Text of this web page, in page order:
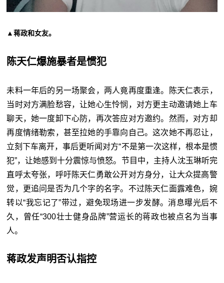
▲蒋政和女友。
陈天仁爆施暴者是惯犯
未料一年后的另一场聚会，两人竟再度重逢。陈天仁表示，
当时对方满脸愁容，让她心生怜悯，对方更主动邀请她上车
聊天，她一度卸下心防，再次答应对方邀约。然而，对方却
再度情绪勒索，甚至拉她的手靠向自己。这次她不再忍让，
立刻下车离开，事后更听闻对方“不是第一次这样，根本是惯
犯”，让她感到十分震惊与愤怒。节目中，主持人沈玉琳听完
直呼太夸张，呼吁陈天仁勇敢公开对方身分，让大众提高警
觉，更追问是否为几个字的名字。不过陈天仁面露难色，婉
转以“我忘记了”带过，避免现场进一步发酵。消息曝光后不
久，曾任“300壮士健身品牌”营运长的蒋政也被点名为当事
人。
蒋政发声明否认指控